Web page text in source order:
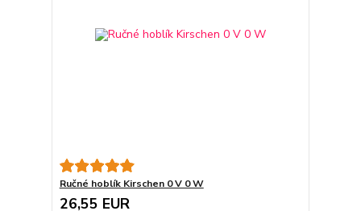
Ručné hoblík Kirschen 0 V 0 W
26,55 EUR